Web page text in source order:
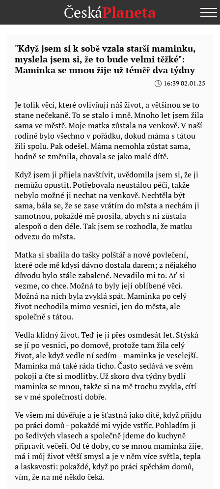
ČeskáPlaneta
"Když jsem si k sobě vzala starší maminku,
myslela jsem si, že to bude velmi těžké":
Maminka se mnou žije už téměř dva týdny
16:39 02.01.25
Je tolik věcí, které ovlivňují náš život, a většinou se to
stane nečekaně. To se stalo i mně. Mnoho let jsem žila
sama ve městě. Moje matka zůstala na venkově. V naší
rodině bylo všechno v pořádku, dokud máma s tátou
žili spolu. Pak odešel. Máma nemohla zůstat sama,
hodně se změnila, chovala se jako malé dítě.
Když jsem ji přijela navštívit, uvědomila jsem si, že ji
nemůžu opustit. Potřebovala neustálou péči, takže
nebylo možné ji nechat na venkově. Nechtěla být
sama, bála se, že se zase vrátím do města a nechám ji
samotnou, pokaždé mě prosila, abych s ní zůstala
alespoň o den déle. Tak jsem se rozhodla, že matku
odvezu do města.
Matka si sbalila do tašky polštář a nové povlečení,
které ode mě kdysi dávno dostala darem; z nějakého
důvodu bylo stále zabalené. Nevadilo mi to. Ať si
vezme, co chce. Možná to byly její oblíbené věci.
Možná na nich byla zvyklá spát. Maminka po celý
život nechodila mimo vesnici, jen do města, ale
společně s tátou.
Vedla klidný život. Teď je jí přes osmdesát let. Stýská
se jí po vesnici, po domově, protože tam žila celý
život, ale když vedle ní sedím - maminka je veselejší.
Maminka má také ráda ticho. Často sedává ve svém
pokoji a čte si modlitby. Už skoro dva týdny bydlí
maminka se mnou, takže si na mě trochu zvykla, cítí
se v mé společnosti dobře.
Ve všem mi důvěřuje a je šťastná jako dítě, když přijdu
po práci domů - pokaždé mi vyjde vstříc. Pohladím ji
po šedivých vlasech a společně jdeme do kuchyně
připravit večeři. Od té doby, co se mnou maminka žije,
má i můj život větší smysl a je v něm více světla, tepla
a laskavosti: pokaždé, když po práci spěchám domů,
vím, že na mě někdo čeká.